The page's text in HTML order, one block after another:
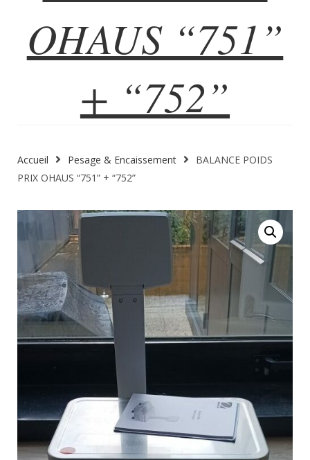
OHAUS “751”
+ “752”
Accueil Pesage & Encaissement
BALANCE POIDS
PRIX OHAUS “751” + “752”